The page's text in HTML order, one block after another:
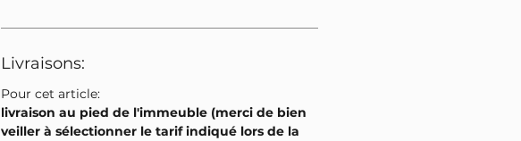
Livraisons:
Pour cet article:
livraison au pied de l'immeuble (merci de bien
veiller à sélectionner le tarif indiqué lors de la